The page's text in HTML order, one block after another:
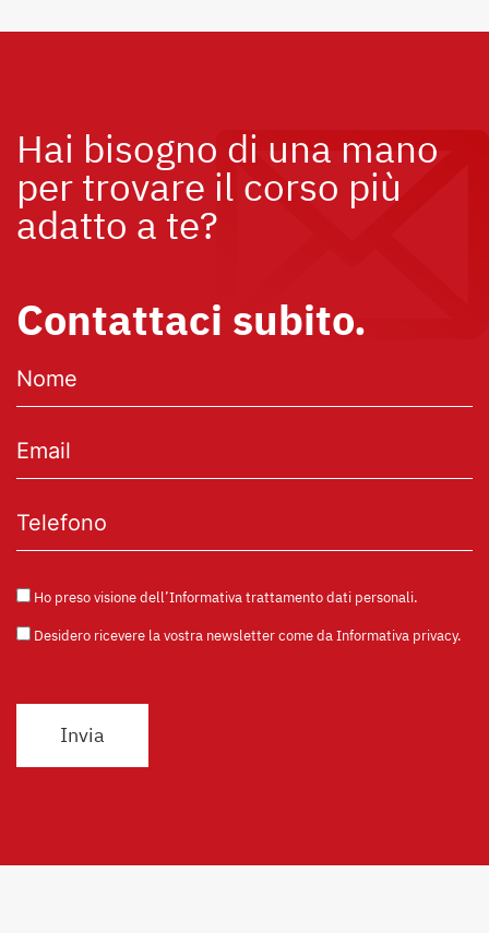
Hai bisogno di una mano
per trovare il corso più
adatto a te?
Contattaci subito.
Ho preso visione dell’Informativa trattamento dati personali.
Desidero ricevere la vostra newsletter come daInformativa privacy.